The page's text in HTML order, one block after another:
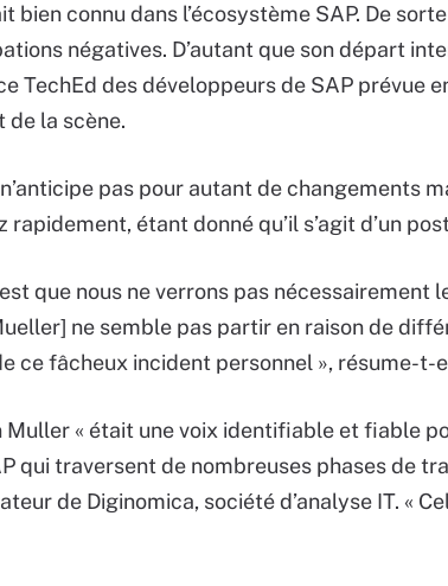
bien connu dans l’écosystème SAP. De
négatives. D’autant que son départ
TechEd des développeurs de SAP prévue
de la scène.
pas pour autant de changements
rapidement, étant donné qu’il s’agit d’un
que nous ne verrons pas nécessairement
ne semble pas partir en raison de
ce fâcheux incident personnel », résume-t-
Muller « était une voix identifiable et fiable
qui traversent de nombreuses phases de
de Diginomica, société d’analyse IT. «